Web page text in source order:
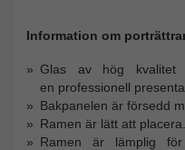
Information om
Glas av hög kvalitet
en professionell
Bakpanelen är försedd
Ramen är lätt att placera.
Ramen är lämplig